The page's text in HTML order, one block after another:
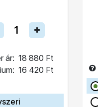
ár: 18 880 Ft
16 420 Ft